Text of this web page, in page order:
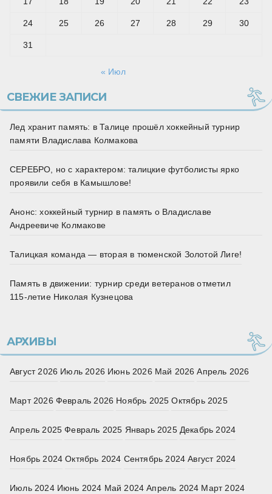
24 25 26 27 28 29 30
31
« Июл
СВЕЖИЕ ЗАПИСИ
Лед хранит память: в Талице прошёл хоккейный турнир
памяти Владислава Колмакова
СЕРЕБРО, но с характером: талицкие футболисты ярко
проявили себя в Камышлове!
Анонс: хоккейный турнир в память о Владиславе
Андреевиче Колмакове
Талицкая команда — вторая в тюменской Золотой Лиге!
Память в движении: турнир среди ветеранов отметил
115‑летие Николая Кузнецова
АРХИВЫ
Август 2026 Июль 2026 Июнь 2026 Май 2026 Апрель 2026
Март 2026 Февраль 2026 Ноябрь 2025 Октябрь 2025
Апрель 2025 Февраль 2025 Январь 2025 Декабрь 2024
Ноябрь 2024 Октябрь 2024 Сентябрь 2024 Август 2024
Июль 2024 Июнь 2024 Май 2024 Апрель 2024 Март 2024